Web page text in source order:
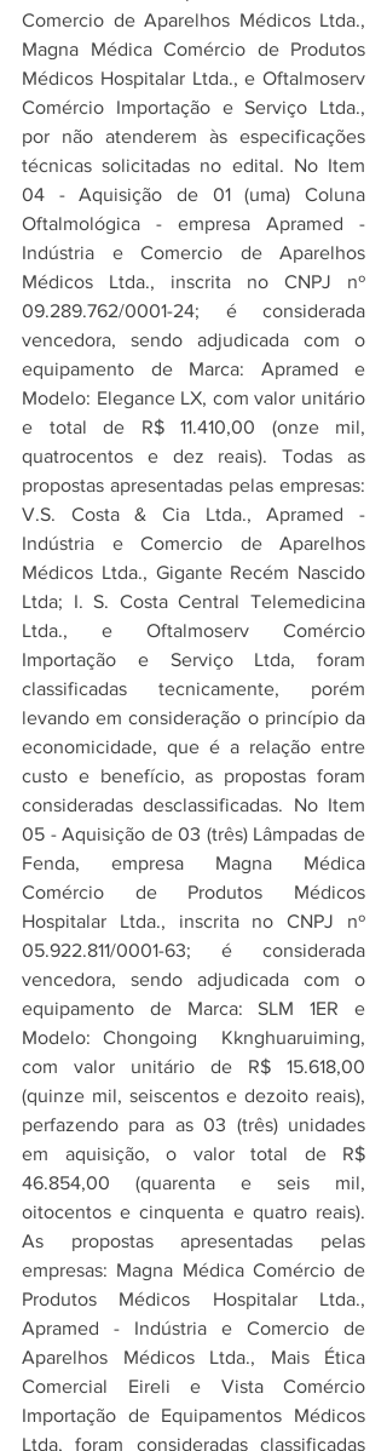
Comercio de Aparelhos Médicos Ltda.,
Magna Médica Comércio de Produtos
Médicos Hospitalar Ltda., e Oftalmoserv
Comércio Importação e Serviço Ltda.,
por não atenderem às especificações
técnicas solicitadas no edital. No Item
04 - Aquisição de 01 (uma) Coluna
Oftalmológica - empresa Apramed -
Indústria e Comercio de Aparelhos
Médicos Ltda., inscrita no CNPJ nº
09.289.762/0001-24; é considerada
vencedora, sendo adjudicada com o
equipamento de Marca: Apramed e
Modelo: Elegance LX, com valor unitário
e total de R$ 11.410,00 (onze mil,
quatrocentos e dez reais). Todas as
propostas apresentadas pelas empresas:
V.S. Costa & Cia Ltda., Apramed -
Indústria e Comercio de Aparelhos
Médicos Ltda., Gigante Recém Nascido
Ltda; I. S. Costa Central Telemedicina
Ltda., e Oftalmoserv Comércio
Importação e Serviço Ltda, foram
classificadas tecnicamente, porém
levando em consideração o princípio da
economicidade, que é a relação entre
custo e benefício, as propostas foram
consideradas desclassificadas. No Item
05 - Aquisição de 03 (três) Lâmpadas de
Fenda, empresa Magna Médica
Comércio de Produtos Médicos
Hospitalar Ltda., inscrita no CNPJ nº
05.922.811/0001-63; é considerada
vencedora, sendo adjudicada com o
equipamento de Marca: SLM 1ER e
Modelo: Chongoing  Kknghuaruiming,
com valor unitário de R$ 15.618,00
(quinze mil, seiscentos e dezoito reais),
perfazendo para as 03 (três) unidades
em aquisição, o valor total de R$
46.854,00 (quarenta e seis mil,
oitocentos e cinquenta e quatro reais).
As propostas apresentadas pelas
empresas: Magna Médica Comércio de
Produtos Médicos Hospitalar Ltda.,
Apramed - Indústria e Comercio de
Aparelhos Médicos Ltda., Mais Ética
Comercial Eireli e Vista Comércio
Importação de Equipamentos Médicos
Ltda, foram consideradas classificadas